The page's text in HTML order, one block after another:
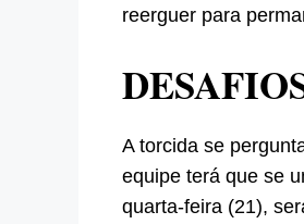
reerguer para
A torcida se
equipe terá que se
quarta-feira (21),